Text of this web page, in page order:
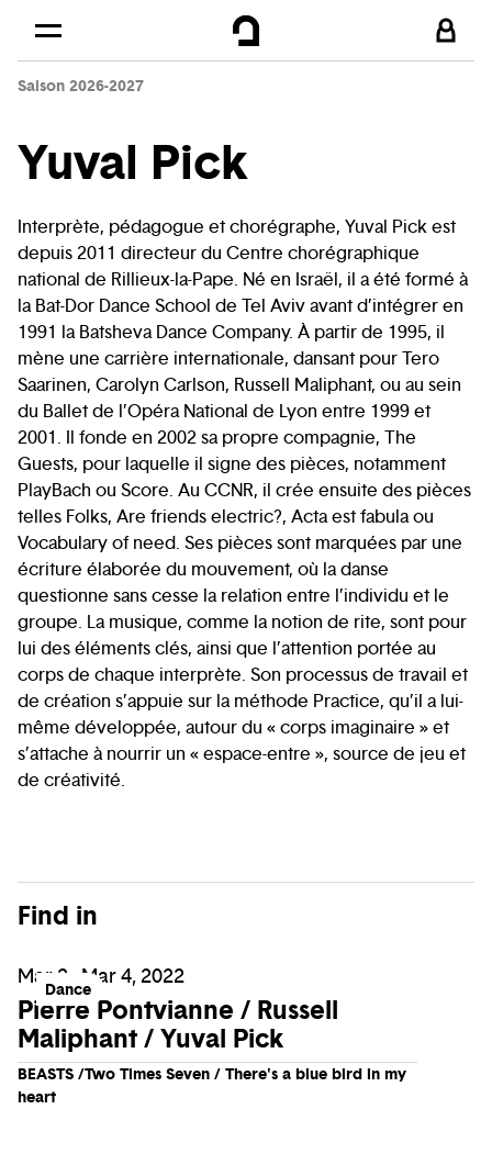
Skip to
Saison 2026-2027
Yuval Pick
Interprète, pédagogue et chorégraphe, Yuval Pick est
depuis 2011 directeur du Centre chorégraphique
national de Rillieux-la-Pape. Né en Israël, il a été formé à
la Bat-Dor Dance School de Tel Aviv avant d’intégrer en
1991 la Batsheva Dance Company. À partir de 1995, il
mène une carrière internationale, dansant pour Tero
Saarinen, Carolyn Carlson, Russell Maliphant, ou au sein
du Ballet de l’Opéra National de Lyon entre 1999 et
2001. Il fonde en 2002 sa propre compagnie, The
Guests, pour laquelle il signe des pièces, notamment
PlayBach ou Score. Au CCNR, il crée ensuite des pièces
telles Folks, Are friends electric?, Acta est fabula ou
Vocabulary of need. Ses pièces sont marquées par une
écriture élaborée du mouvement, où la danse
questionne sans cesse la relation entre l’individu et le
groupe. La musique, comme la notion de rite, sont pour
lui des éléments clés, ainsi que l’attention portée au
corps de chaque interprète. Son processus de travail et
de création s’appuie sur la méthode Practice, qu’il a lui-
même développée, autour du « corps imaginaire » et
s’attache à nourrir un « espace-entre », source de jeu et
de créativité.
Find in
Dance
Mar 2 - Mar 4, 2022
Pierre Pontvianne / Russell
Maliphant / Yuval Pick
BEASTS /Two Times Seven / There's a blue bird in my
heart